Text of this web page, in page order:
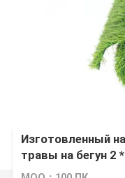
Изготовленный
травы на бегун
травы Faux